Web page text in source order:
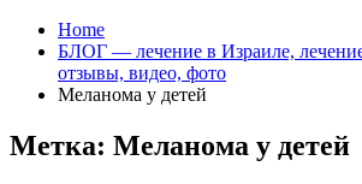
Home
БЛОГ — лечение в Израиле,
отзывы, видео, фото
Меланома у детей
Метка: Меланома у детей